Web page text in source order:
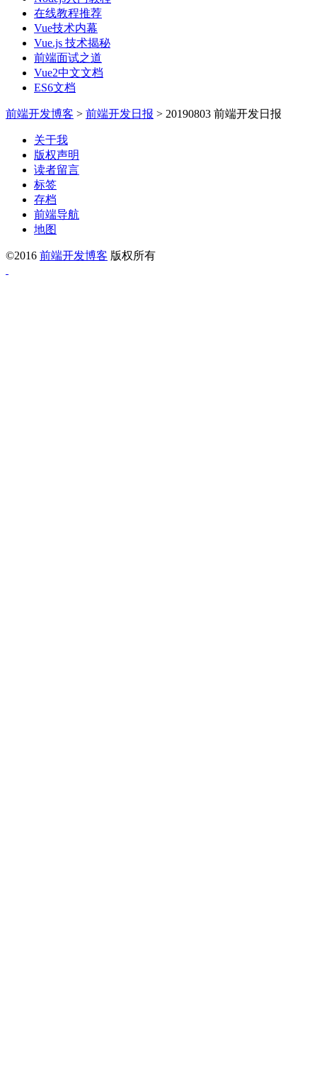
在线教程推荐
Vue技术内幕
Vue.js 技术揭秘
前端面试之道
Vue2中文文档
ES6文档
前端开发博客 > 前端开发日报 > 20190803 前端开发日报
关于我
版权声明
读者留言
标签
存档
前端导航
地图
©2016 前端开发博客 版权所有